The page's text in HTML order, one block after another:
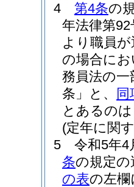
4
第4条の
年法律第
より職員
の場合に
務員法の
条」と、
同
とあるの
(定年に関
5
令和5年4
条の規定
の表の左